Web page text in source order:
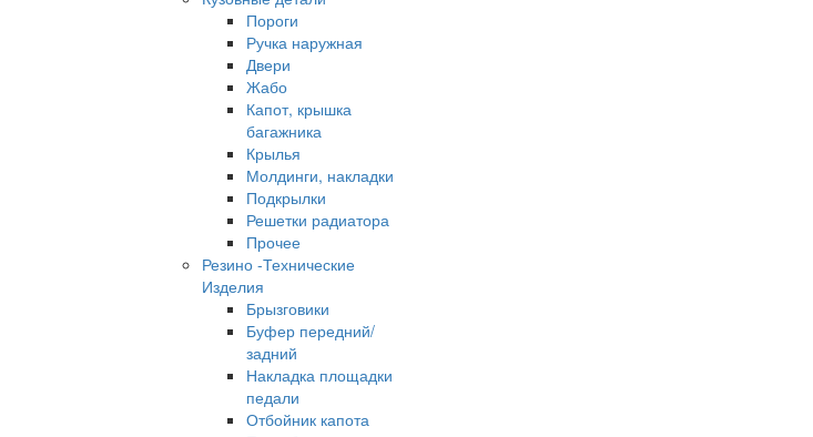
Пороги
Ручка наружная
Двери
Жабо
Капот, крышка
багажника
Крылья
Молдинги, накладки
Подкрылки
Решетки радиатора
Прочее
Резино -Технические
Изделия
Брызговики
Буфер передний/
задний
Накладка площадки
педали
Отбойник капота